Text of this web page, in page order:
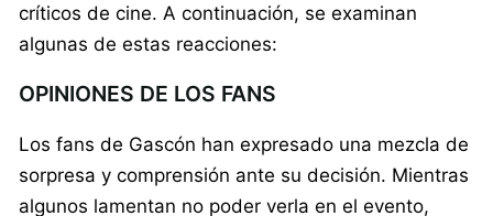
críticos de cine. A continuación, se examinan
algunas de estas reacciones:
OPINIONES DE LOS FANS
Los fans de Gascón han expresado una mezcla de
sorpresa y comprensión ante su decisión. Mientras
algunos lamentan no poder verla en el evento,